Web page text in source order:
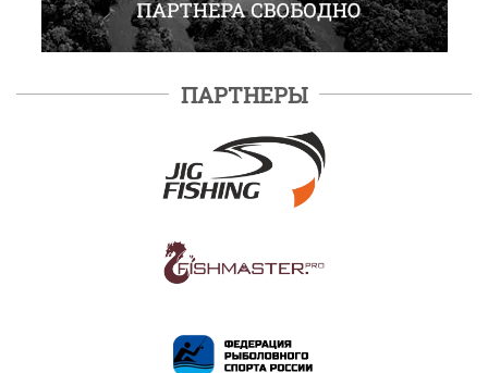
ПАРТНЕРЫ
ПОДРОБНЕЕ
ПОДРОБНЕЕ
ПОДРОБНЕЕ